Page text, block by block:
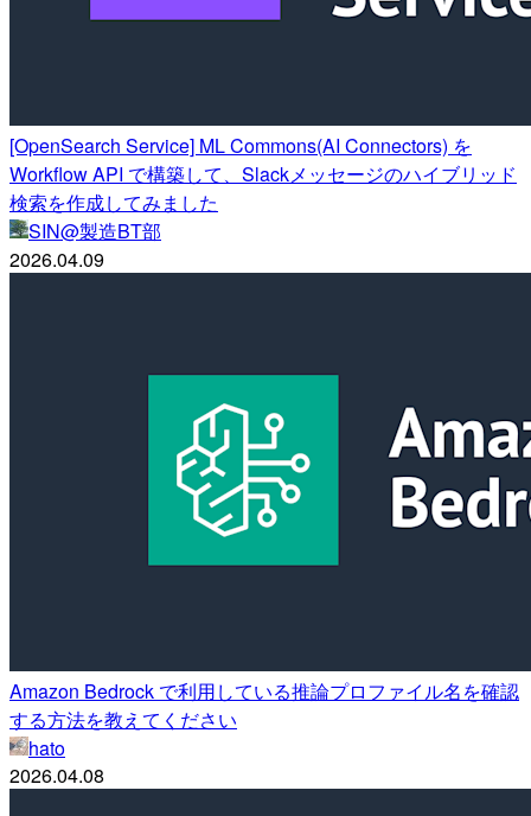
[OpenSearch Service] ML Commons(AI Connectors) を
Workflow API で構築して、Slackメッセージのハイブリッド
検索を作成してみました
SIN@製造BT部
2026.04.09
Amazon Bedrock で利用している推論プロファイル名を確認
する方法を教えてください
hato
2026.04.08